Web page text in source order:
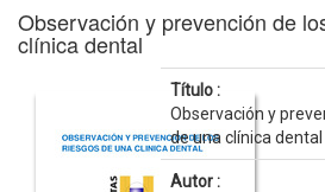
Observación y prevención de
clínica dental
Título :
Observación y
de una clínica dental
Autor :